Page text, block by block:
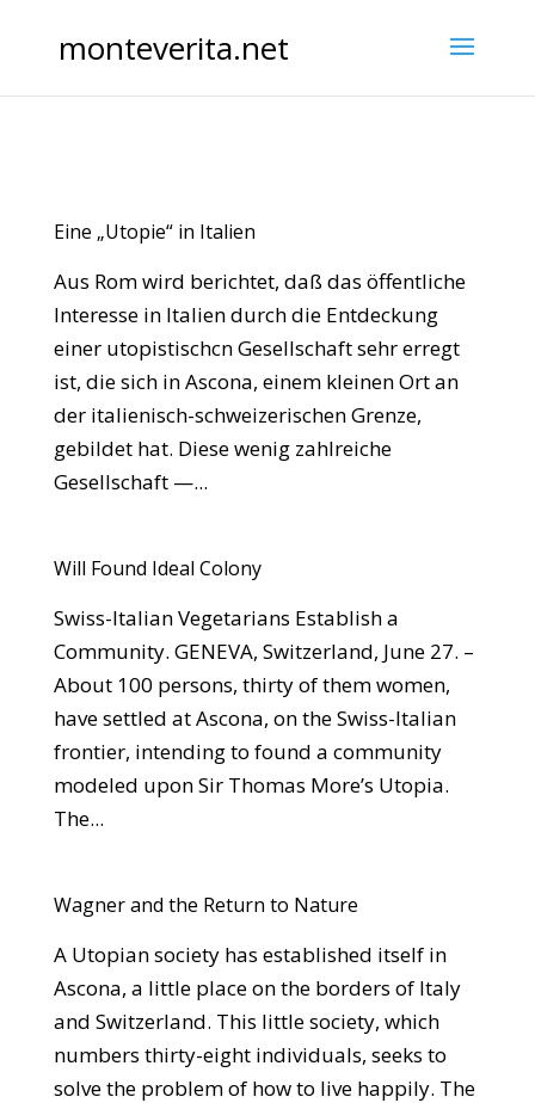
monteverita.net
Eine „Utopie“ in Italien
Aus Rom wird berichtet, daß das öffentliche
Interesse in Italien durch die Entdeckung
einer utopistischcn Gesellschaft sehr erregt
ist, die sich in Ascona, einem kleinen Ort an
der italienisch-schweizerischen Grenze,
gebildet hat. Diese wenig zahlreiche
Gesellschaft —...
Will Found Ideal Colony
Swiss-Italian Vegetarians Establish a
Community. GENEVA, Switzerland, June 27. –
About 100 persons, thirty of them women,
have settled at Ascona, on the Swiss-Italian
frontier, intending to found a community
modeled upon Sir Thomas More’s Utopia.
The...
Wagner and the Return to Nature
A Utopian society has established itself in
Ascona, a little place on the borders of Italy
and Switzerland. This little society, which
numbers thirty-eight individuals, seeks to
solve the problem of how to live happily. The